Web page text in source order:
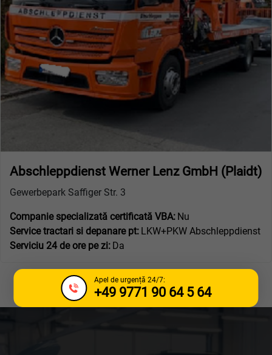
Abschleppdienst Werner Lenz GmbH (Plaidt)
Gewerbepark Saffiger Str. 3
Companie specializată certificată VBA: Nu
Service tractari si depanare pt: LKW+PKW Abschleppdienst
Serviciu 24 de ore pe zi: Da
Apel de urgență 24/7:
+49 9771 90 64 5 64